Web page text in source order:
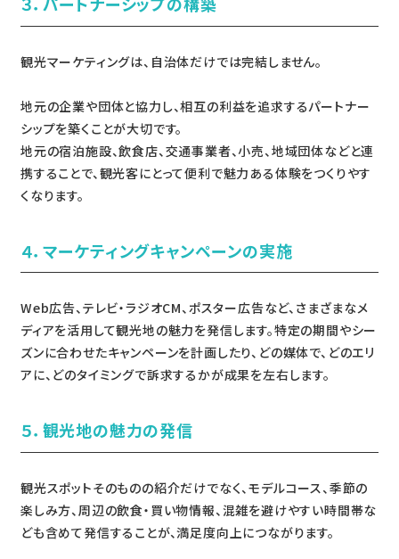
観光マーケティングは、自治体だけでは完結しません。
地元の企業や団体と協力し、相互の利益を追求するパートナー
シップを築くことが大切です。
地元の宿泊施設、飲食店、交通事業者、小売、地域団体などと連
携することで、観光客にとって便利で魅力ある体験をつくりやす
くなります。
４．マーケティングキャンペーンの実施
Web広告、テレビ・ラジオCM、ポスター広告など、さまざまなメ
ディアを活用して観光地の魅力を発信します。特定の期間やシー
ズンに合わせたキャンペーンを計画したり、どの媒体で、どのエリ
アに、どのタイミングで訴求するかが成果を左右します。
５．観光地の魅力の発信
観光スポットそのものの紹介だけでなく、モデルコース、季節の
楽しみ方、周辺の飲食・買い物情報、混雑を避けやすい時間帯な
ども含めて発信することが、満足度向上につながります。